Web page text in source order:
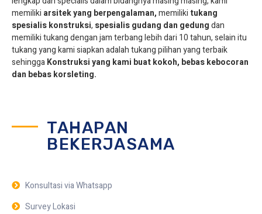
memiliki arsitek yang berpengalaman,memiliki tukang
spesialiskonstruksi, spesialis gudang dan gedungdan
memiliki tukang dengan jam terbang lebih dari 10 tahun, selain itu
tukang yang kami siapkan adalah tukang pilihan yang terbaik
sehinggaKonstruksi yang kami buat kokoh, bebas kebocoran
dan bebas korsleting.
TAHAPAN
BEKERJASAMA
Konsultasi via Whatsapp
Survey Lokasi